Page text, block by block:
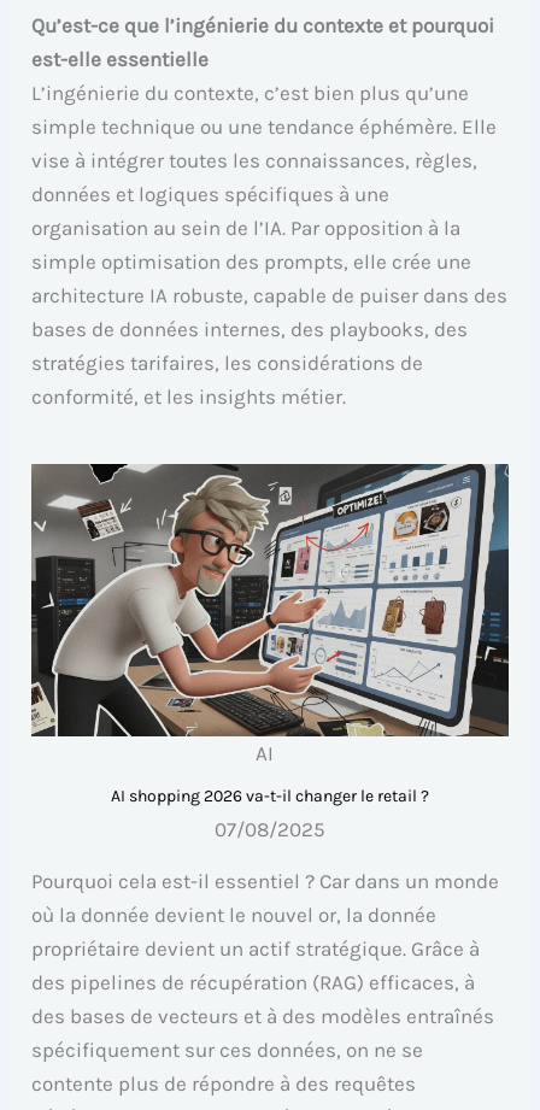
Qu’est-ce que l’ingénierie du contexte et pourquoi
est-elle essentielle
L’ingénierie du contexte, c’est bien plus qu’une
simple technique ou une tendance éphémère. Elle
vise à intégrer toutes les connaissances, règles,
données et logiques spécifiques à une
organisation au sein de l’IA. Par opposition à la
simple optimisation des prompts, elle crée une
architecture IA robuste, capable de puiser dans des
bases de données internes, des playbooks, des
stratégies tarifaires, les considérations de
conformité, et les insights métier.
AI
AI shopping 2026 va-t-il changer le retail ?
07/08/2025
Pourquoi cela est-il essentiel ? Car dans un monde
où la donnée devient le nouvel or, la donnée
propriétaire devient un actif stratégique. Grâce à
des pipelines de récupération (RAG) efficaces, à
des bases de vecteurs et à des modèles entraînés
spécifiquement sur ces données, on ne se
contente plus de répondre à des requêtes